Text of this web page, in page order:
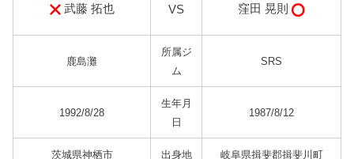
武藤 拓也 VS 窪田 晃則
鹿島灘
所属ジ
ム
SRS
1992/8/28
生年月
日
1987/8/12
茨城県神栖市 出身地 岐阜県揖斐郡揖斐川町